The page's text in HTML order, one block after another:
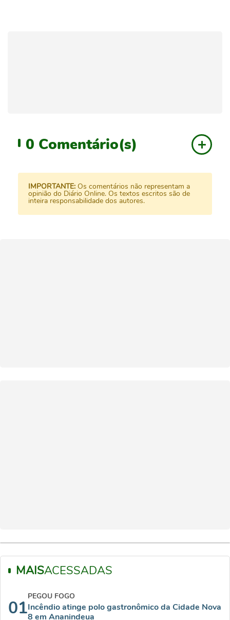
0 Comentário(s)
IMPORTANTE: Os comentários não representam a
opinião do Diário Online. Os textos escritos são de
inteira responsabilidade dos autores.
MAISACESSADAS
01
PEGOU FOGO
Incêndio atinge polo gastronômico da Cidade Nova
8 em Ananindeua